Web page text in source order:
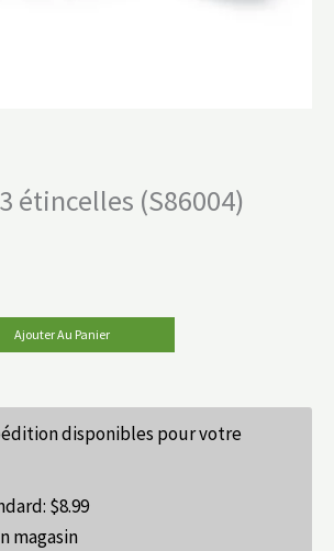
étincelles (S86004)
Ajouter Au Panier
disponibles pour votre
$8.99
magasin